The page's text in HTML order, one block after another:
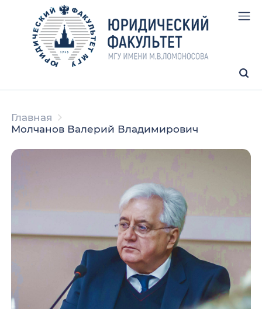
Главная
Молчанов Валерий Владимирович